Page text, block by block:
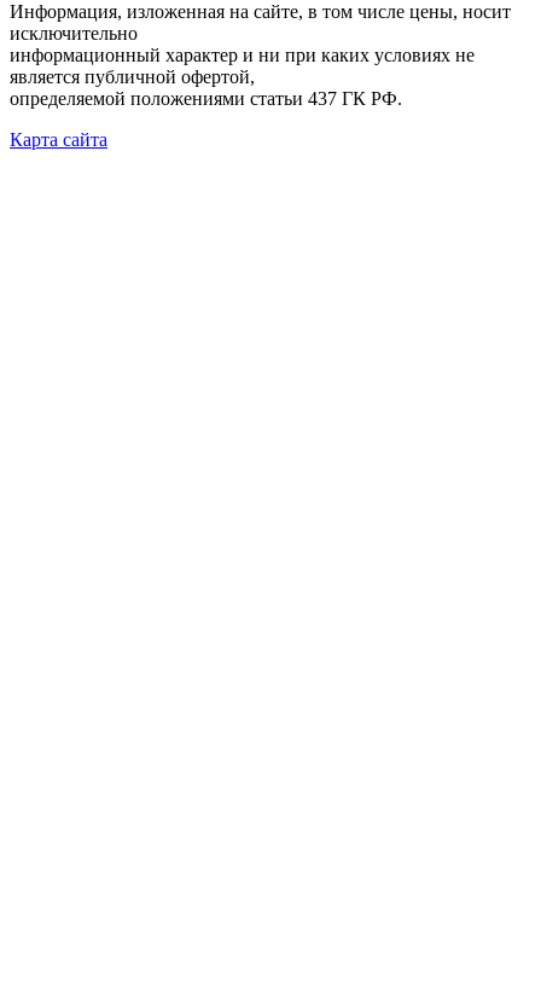
Информация, изложенная на сайте, в том числе цены, носит
исключительно
информационный характер и ни при каких условиях не
является публичной офертой,
определяемой положениями статьи 437 ГК РФ.
Карта сайта